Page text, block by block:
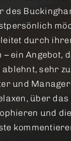
des
durch
ein Angebot,
sehr
und
über das
und